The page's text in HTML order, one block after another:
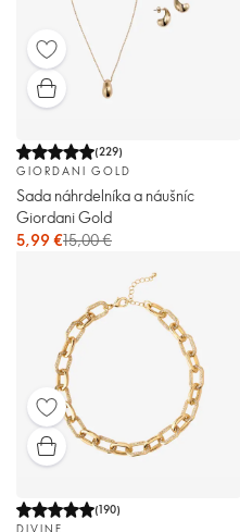
(229)
GIORDANI GOLD
Sada náhrdelníka a náušníc
Giordani Gold
5,99 €15,00 €
(190)
DIVINE